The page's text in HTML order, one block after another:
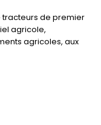
tracteurs de premier
agricole,
agricoles, aux